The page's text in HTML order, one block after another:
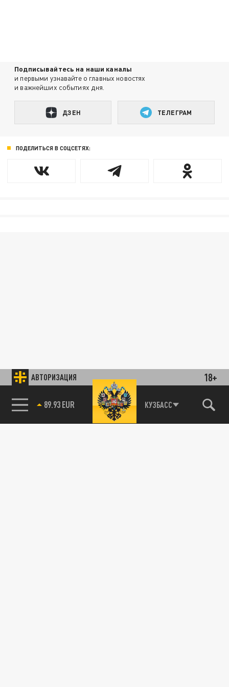
АВТОРИЗАЦИЯ 18+
89.93 EUR КУЗБАСС
Подписывайтесь на наши каналы
и первыми узнавайте о главных новостях
и важнейших событиях дня.
ДЗЕН ТЕЛЕГРАМ
ПОДЕЛИТЬСЯ В СОЦСЕТЯХ: